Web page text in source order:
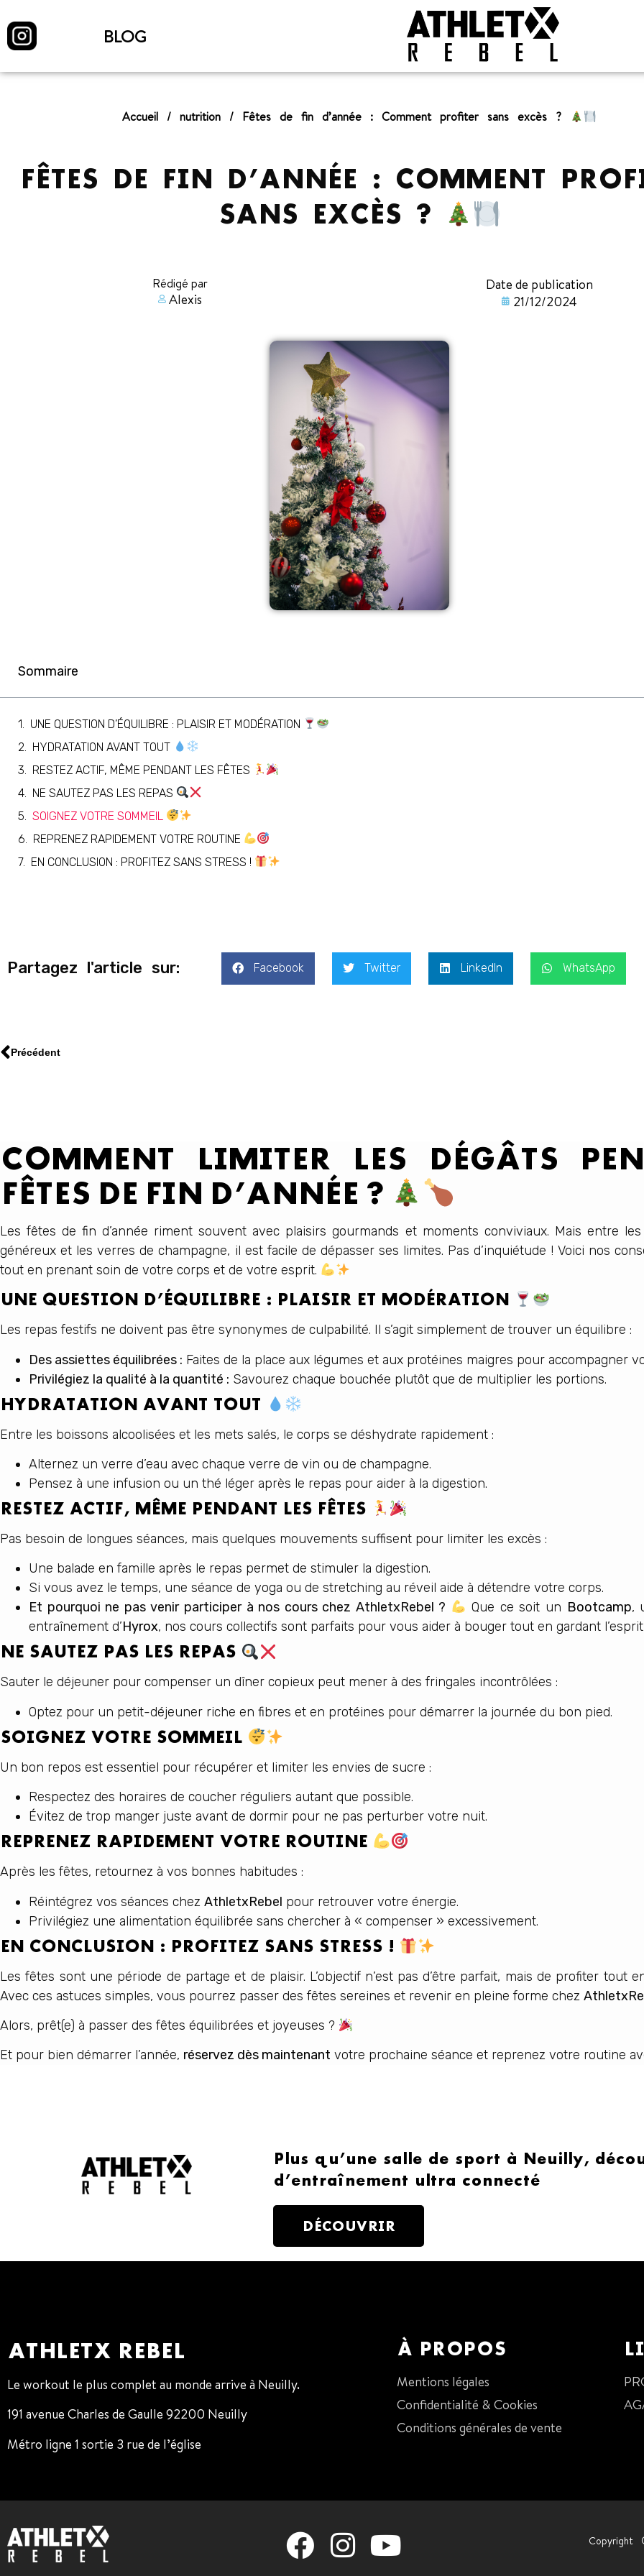
BLOG
Accueil /nutrition / Fêtes de fin d’année : Comment profiter sans excès ?
FÊTES DE FIN D’ANNÉE : COMMENT
SANS EXCÈS ?
Rédigé par
Alexis
Date de publication
21/12/2024
Sommaire
UNE QUESTION D’ÉQUILIBRE : PLAISIR ET MODÉRATION
HYDRATATION AVANT TOUT
RESTEZ ACTIF, MÊME PENDANT LES FÊTES
NE SAUTEZ PAS LES REPAS
SOIGNEZ VOTRE SOMMEIL
REPRENEZ RAPIDEMENT VOTRE ROUTINE
EN CONCLUSION : PROFITEZ SANS STRESS !
Partagez l'article sur: Facebook Twitter LinkedIn WhatsApp
Précédent
COMMENT LIMITER LES DÉGÂTS
FÊTES DE FIN D’ANNÉE ?
Les fêtes de fin d’année riment souvent avec plaisirs gourmands et moments conviviaux. Mais entre
généreux et les verres de champagne, il est facile de dépasser ses limites. Pas d’inquiétude ! Voici nos
tout en prenant soin de votre corps et de votre esprit.
UNE QUESTION D’ÉQUILIBRE : PLAISIR ET MODÉRATION
Les repas festifs ne doivent pas être synonymes de culpabilité. Il s’agit simplement de trouver un équilibre :
Des assiettes équilibrées : Faites de la place aux légumes et aux protéines maigres pour accompagner
Privilégiez la qualité à la quantité : Savourez chaque bouchée plutôt que de multiplier les portions.
HYDRATATION AVANT TOUT
Entre les boissons alcoolisées et les mets salés, le corps se déshydrate rapidement :
Alternez un verre d’eau avec chaque verre de vin ou de champagne.
Pensez à une infusion ou un thé léger après le repas pour aider à la digestion.
RESTEZ ACTIF, MÊME PENDANT LES FÊTES
Pas besoin de longues séances, mais quelques mouvements suffisent pour limiter les excès :
Une balade en famille après le repas permet de stimuler la digestion.
Si vous avez le temps, une séance de yoga ou de stretching au réveil aide à détendre votre corps.
Et pourquoi ne pas venir participer à nos cours chez AthletxRebel ?
Que ce soit un Bootcamp,
entraînement d’Hyrox, nos cours collectifs sont parfaits pour vous aider à bouger tout en gardant
NE SAUTEZ PAS LES REPAS
Sauter le déjeuner pour compenser un dîner copieux peut mener à des fringales incontrôlées :
Optez pour un petit-déjeuner riche en fibres et en protéines pour démarrer la journée du bon pied.
SOIGNEZ VOTRE SOMMEIL
Un bon repos est essentiel pour récupérer et limiter les envies de sucre :
Respectez des horaires de coucher réguliers autant que possible.
Évitez de trop manger juste avant de dormir pour ne pas perturber votre nuit.
REPRENEZ RAPIDEMENT VOTRE ROUTINE
Après les fêtes, retournez à vos bonnes habitudes :
Réintégrez vos séances chez AthletxRebel pour retrouver votre énergie.
Privilégiez une alimentation équilibrée sans chercher à « compenser » excessivement.
EN CONCLUSION : PROFITEZ SANS STRESS !
Les fêtes sont une période de partage et de plaisir. L’objectif n’est pas d’être parfait, mais de profiter tout
Avec ces astuces simples, vous pourrez passer des fêtes sereines et revenir en pleine forme chez
Alors, prêt(e) à passer des fêtes équilibrées et joyeuses ?
Et pour bien démarrer l’année, réservez dès maintenant votre prochaine séance et reprenez votre routine
Plus qu’une salle de sport à Neuilly,
d’entraînement ultra connecté
DÉCOUVRIR
ATHLETX REBEL
Le workout le plus complet au monde arrive à Neuilly.
191 avenue Charles de Gaulle 92200 Neuilly
Métro ligne 1 sortie 3 rue de l’église
À PROPOS
Mentions légales
Confidentialité & Cookies
Conditions générales de vente
Copyright